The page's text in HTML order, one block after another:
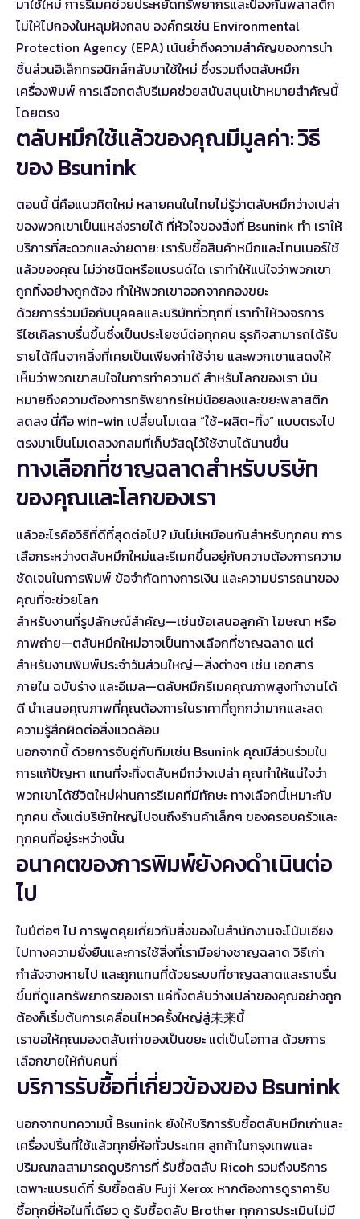
ไม่ให้ไปกองในหลุมฝังกลบ องค์กรเช่น Environmental
Protection Agency (EPA) เน้นย้ำถึงความสำคัญของการนำ
ชิ้นส่วนอิเล็กทรอนิกส์กลับมาใช้ใหม่ ซึ่งรวมถึงตลับหมึก
เครื่องพิมพ์ การเลือกตลับรีเมคช่วยสนับสนุนเป้าหมายสำคัญนี้
โดยตรง
ตลับหมึกใช้แล้วของคุณมีมูลค่า: วิธี
ของ Bsunink
ตอนนี้ นี่คือแนวคิดใหม่ หลายคนในไทยไม่รู้ว่าตลับหมึกว่างเปล่า
ของพวกเขาเป็นแหล่งรายได้ ที่หัวใจของสิ่งที่ Bsunink ทำ เราให้
บริการที่สะดวกและง่ายดาย: เรารับซื้อสินค้าหมึกและโทนเนอร์ใช้
แล้วของคุณ ไม่ว่าชนิดหรือแบรนด์ใด เราทำให้แน่ใจว่าพวกเขา
ถูกทิ้งอย่างถูกต้อง ทำให้พวกเขาออกจากกองขยะ
ด้วยการร่วมมือกับบุคคลและบริษัททั่วทุกที่ เราทำให้วงจรการ
รีไซเคิลราบรื่นขึ้นซึ่งเป็นประโยชน์ต่อทุกคน ธุรกิจสามารถได้รับ
รายได้คืนจากสิ่งที่เคยเป็นเพียงค่าใช้จ่าย และพวกเขาแสดงให้
เห็นว่าพวกเขาสนใจในการทำความดี สำหรับโลกของเรา มัน
หมายถึงความต้องการทรัพยากรใหม่น้อยลงและขยะพลาสติก
ลดลง นี่คือ win-win เปลี่ยนโมเดล “ใช้-ผลิต-ทิ้ง” แบบตรงไป
ตรงมาเป็นโมเดลวงกลมที่เก็บวัสดุไว้ใช้งานได้นานขึ้น
ทางเลือกที่ชาญฉลาดสำหรับบริษัท
ของคุณและโลกของเรา
แล้วอะไรคือวิธีที่ดีที่สุดต่อไป? มันไม่เหมือนกันสำหรับทุกคน การ
เลือกระหว่างตลับหมึกใหม่และรีเมคขึ้นอยู่กับความต้องการความ
ชัดเจนในการพิมพ์ ข้อจำกัดทางการเงิน และความปรารถนาของ
คุณที่จะช่วยโลก
สำหรับงานที่รูปลักษณ์สำคัญ—เช่นข้อเสนอลูกค้า โฆษณา หรือ
ภาพถ่าย—ตลับหมึกใหม่อาจเป็นทางเลือกที่ชาญฉลาด แต่
สำหรับงานพิมพ์ประจำวันส่วนใหญ่—สิ่งต่างๆ เช่น เอกสาร
ภายใน ฉบับร่าง และอีเมล—ตลับหมึกรีเมคคุณภาพสูงทำงานได้
ดี นำเสนอคุณภาพที่คุณต้องการในราคาที่ถูกกว่ามากและลด
ความรู้สึกผิดต่อสิ่งแวดล้อม
นอกจากนี้ ด้วยการจับคู่กับทีมเช่น Bsunink คุณมีส่วนร่วมใน
การแก้ปัญหา แทนที่จะทิ้งตลับหมึกว่างเปล่า คุณทำให้แน่ใจว่า
พวกเขาได้ชีวิตใหม่ผ่านการรีเมคที่มีทักษะ ทางเลือกนี้เหมาะกับ
ทุกคน ตั้งแต่บริษัทใหญ่ไปจนถึงร้านค้าเล็กๆ ของครอบครัวและ
ทุกคนที่อยู่ระหว่างนั้น
อนาคตของการพิมพ์ยังคงดำเนินต่อ
ไป
ในปีต่อๆ ไป การพูดคุยเกี่ยวกับสิ่งของในสำนักงานจะโน้มเอียง
ไปทางความยั่งยืนและการใช้สิ่งที่เรามีอย่างชาญฉลาด วิธีเก่า
กำลังจางหายไป และถูกแทนที่ด้วยระบบที่ชาญฉลาดและราบรื่น
ขึ้นที่ดูแลทรัพยากรของเรา แค่ทิ้งตลับว่างเปล่าของคุณอย่างถูก
ต้องก็เริ่มต้นการเคลื่อนไหวครั้งใหญ่สู่未来นี้
เราขอให้คุณมองตลับเก่าของเป็นขยะ แต่เป็นโอกาส ด้วยการ
เลือกขายให้กับคนที่
บริการรับซื้อที่เกี่ยวข้องของ Bsunink
นอกจากบทความนี้ Bsunink ยังให้บริการรับซื้อตลับหมึกเก่าและ
เครื่องปริ้นที่ใช้แล้วทุกยี่ห้อทั่วประเทศ ลูกค้าในกรุงเทพและ
ปริมณฑลสามารถดูบริการที่ รับซื้อตลับ Ricoh รวมถึงบริการ
เฉพาะแบรนด์ที่ รับซื้อตลับ Fuji Xerox หากต้องการดูราคารับ
ซื้อทุกยี่ห้อในที่เดียว ดู รับซื้อตลับ Brother ทุกการประเมินไม่มี